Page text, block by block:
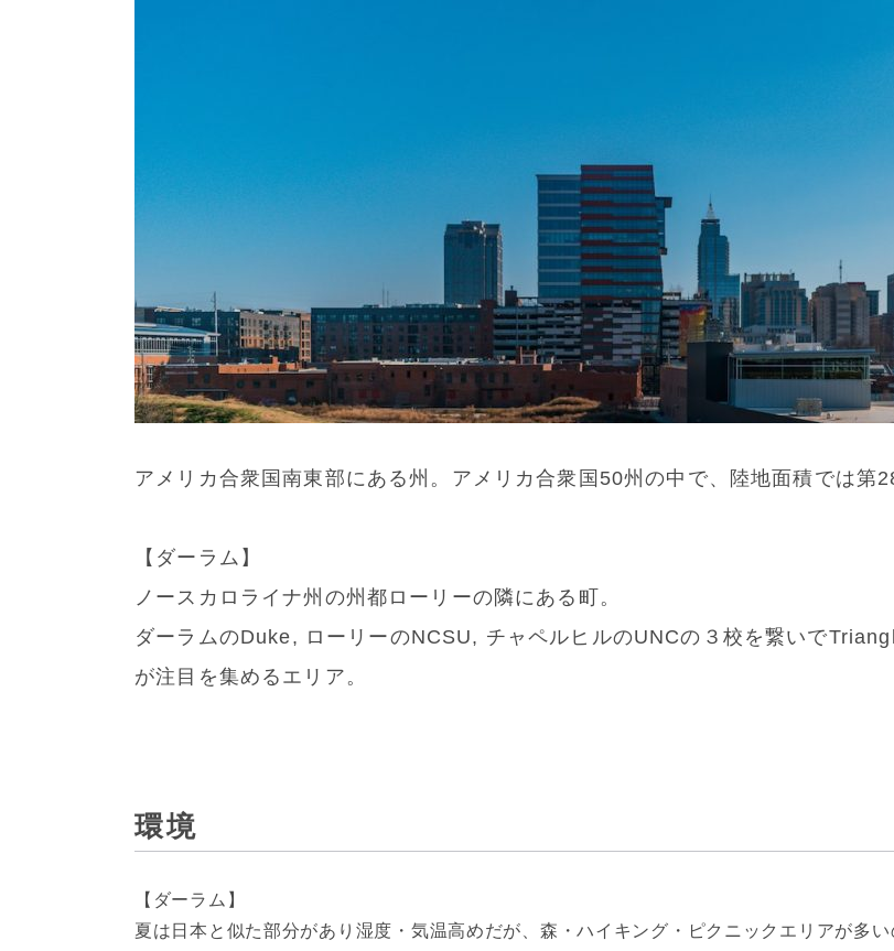
アメリカ合衆国南東部にある州。アメリカ合衆国50州の中で、陸地面積では第
【ダーラム】
ノースカロライナ州の州都ローリーの隣にある町。
ダーラムのDuke, ローリーのNCSU, チャペルヒルのUNCの３校を繋いで
が注目を集めるエリア。
環境
【ダーラム】
夏は日本と似た部分があり湿度・気温高めだが、森・ハイキング・ピクニックエリアが多